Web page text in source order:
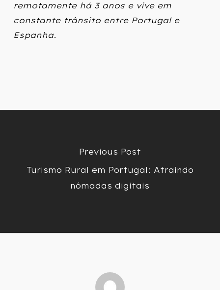
remotamente há 3 anos e vive em
constante trânsito entre Portugal e
Espanha.
Previous Post
Turismo Rural em Portugal: Atraindo
nómadas digitais